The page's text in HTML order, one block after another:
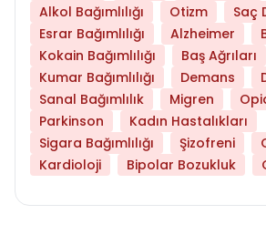
Alkol Bağımlılığı
Otizm
Saç
Esrar Bağımlılığı
Alzheimer
Kokain Bağımlılığı
Baş Ağrıları
Kumar Bağımlılığı
Demans
Sanal Bağımlılık
Migren
Parkinson
Kadın Hastalıkları
Sigara Bağımlılığı
Şizofreni
Kardioloji
Bipolar Bozukluk